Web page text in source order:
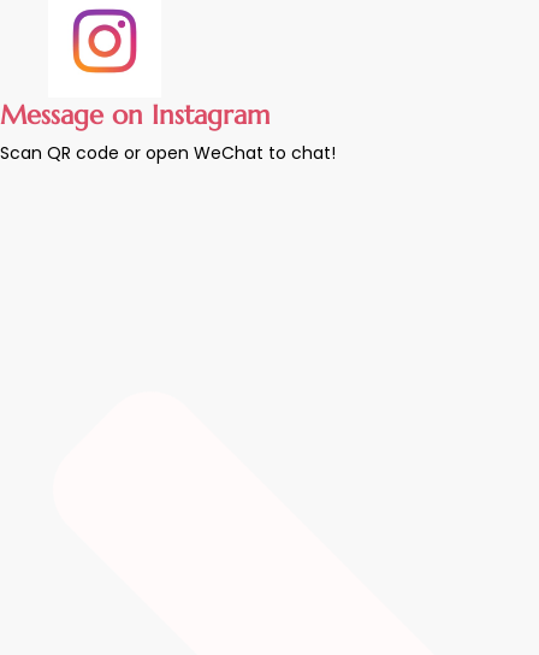
Message on Instagram
Scan QR code or open WeChat to chat!